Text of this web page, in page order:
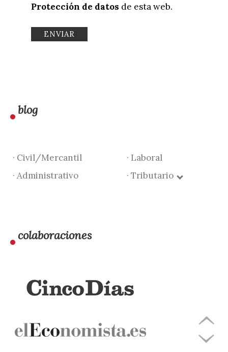
Protección de datos de esta web.
blog
· Civil/Mercantil
· Laboral
· Administrativo
· Tributario
colaboraciones